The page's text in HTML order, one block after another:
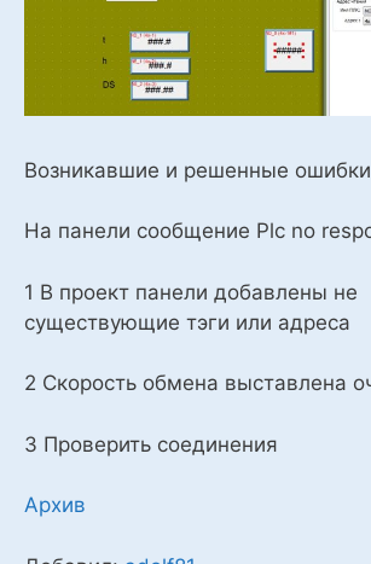
Возникавшие и решенные
На панели сообщение Plc no
1 В проект панели добавлены не
существующие тэги или адреса
2 Скорость обмена выставлена
3 Проверить соединения
Архив